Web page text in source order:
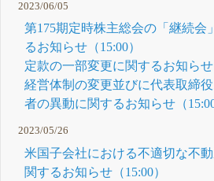
2023/06/05
第175期定時株主総会の「継続会
るお知らせ（15:00）
定款の一部変更に関するお知らせ
経営体制の変更並びに代表取締
者の異動に関するお知らせ（15:00
2023/05/26
米国子会社における不適切な不
関するお知らせ（15:00）